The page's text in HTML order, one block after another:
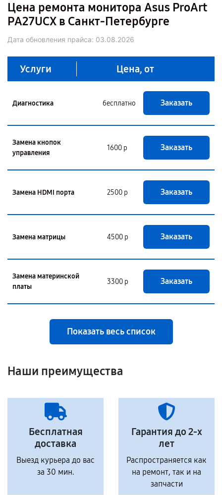
Цена ремонта монитора Asus ProArt
PA27UCX в Санкт-Петербурге
Дата обновления прайса: 03.08.2026
Услуги Цена, от
Диагностика бесплатно Заказать
Замена кнопок
управления
1600 р Заказать
Замена HDMI порта 2500 р Заказать
Замена матрицы 4500 р Заказать
Замена материнской
платы
3300 р Заказать
Показать весь список
Наши преимущества
Бесплатная
доставка
Выезд курьера до вас
за 30 мин.
Гарантия до 2-х
лет
Распространяется как
на ремонт, так и на
запчасти